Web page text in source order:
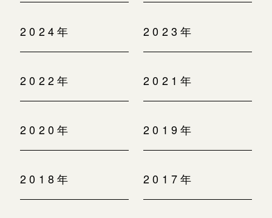
2024年 2023年
2022年 2021年
2020年 2019年
2018年 2017年